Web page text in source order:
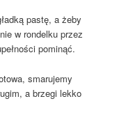
pastę, a żeby
w rondelku przez
pominąć.
smarujemy
a brzegi lekko